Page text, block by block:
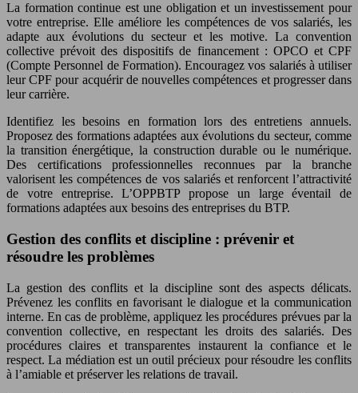
La formation continue est une obligation et un investissement pour
votre entreprise. Elle améliore les compétences de vos salariés, les
adapte aux évolutions du secteur et les motive. La convention
collective prévoit des dispositifs de financement : OPCO et CPF
(Compte Personnel de Formation). Encouragez vos salariés à utiliser
leur CPF pour acquérir de nouvelles compétences et progresser dans
leur carrière.
Identifiez les besoins en formation lors des entretiens annuels.
Proposez des formations adaptées aux évolutions du secteur, comme
la transition énergétique, la construction durable ou le numérique.
Des certifications professionnelles reconnues par la branche
valorisent les compétences de vos salariés et renforcent l’attractivité
de votre entreprise. L’OPPBTP propose un large éventail de
formations adaptées aux besoins des entreprises du BTP.
Gestion des conflits et discipline : prévenir et
résoudre les problèmes
La gestion des conflits et la discipline sont des aspects délicats.
Prévenez les conflits en favorisant le dialogue et la communication
interne. En cas de problème, appliquez les procédures prévues par la
convention collective, en respectant les droits des salariés. Des
procédures claires et transparentes instaurent la confiance et le
respect. La médiation est un outil précieux pour résoudre les conflits
à l’amiable et préserver les relations de travail.